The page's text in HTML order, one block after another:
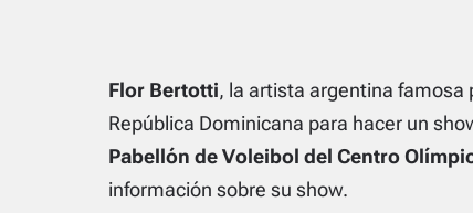
Flor Bertotti, la artista argentina famosa
República Dominicana para hacer un
Pabellón de Voleibol del Centro
información sobre su show.